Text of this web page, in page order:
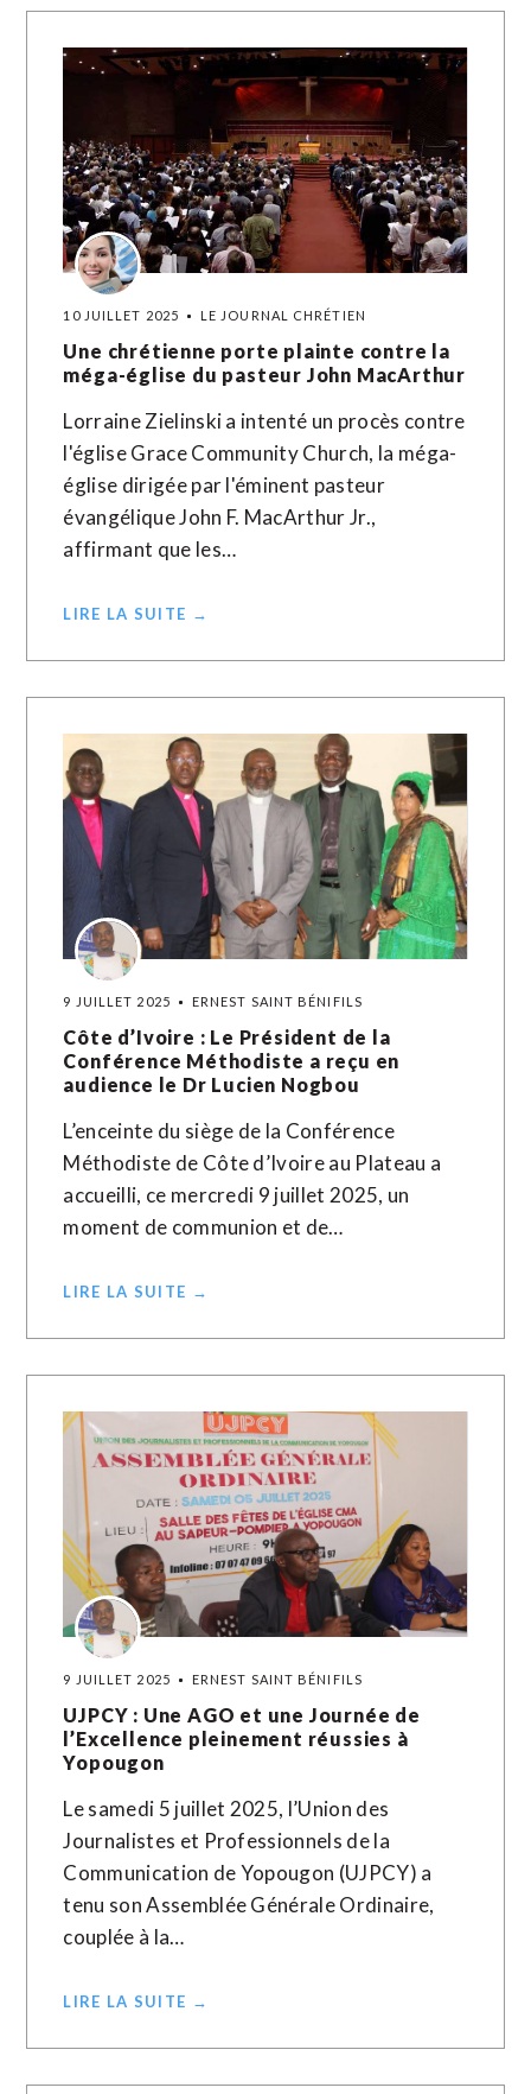
10 JUILLET 2025 LE JOURNAL CHRÉTIEN
Une chrétienne porte plainte contre la
méga-église du pasteur John MacArthur
Lorraine Zielinski a intenté un procès contre
l'église Grace Community Church, la méga-
église dirigée par l'éminent pasteur
évangélique John F. MacArthur Jr.,
affirmant que les…
LIRE LA SUITE →
9 JUILLET 2025 ERNEST SAINT BÉNIFILS
Côte d’Ivoire : Le Président de la
Conférence Méthodiste a reçu en
audience le Dr Lucien Nogbou
L’enceinte du siège de la Conférence
Méthodiste de Côte d’Ivoire au Plateau a
accueilli, ce mercredi 9 juillet 2025, un
moment de communion et de…
LIRE LA SUITE →
9 JUILLET 2025 ERNEST SAINT BÉNIFILS
UJPCY : Une AGO et une Journée de
l’Excellence pleinement réussies à
Yopougon
Le samedi 5 juillet 2025, l’Union des
Journalistes et Professionnels de la
Communication de Yopougon (UJPCY) a
tenu son Assemblée Générale Ordinaire,
couplée à la…
LIRE LA SUITE →